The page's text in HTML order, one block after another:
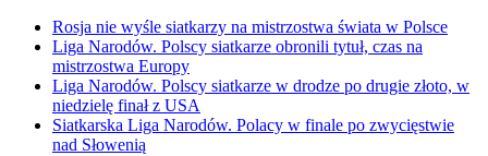
Rosja nie wyśle siatkarzy na mistrzostwa świata w Polsce
Liga Narodów. Polscy siatkarze obronili tytuł, czas na
mistrzostwa Europy
Liga Narodów. Polscy siatkarze w drodze po drugie złoto, w
niedzielę finał z USA
Siatkarska Liga Narodów. Polacy w finale po zwycięstwie
nad Słowenią